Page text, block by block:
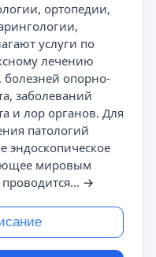
ортопедии,
услуги по
лечению
болезней опорно-
заболеваний
и лор органов. Для
патологий
эндоскопическое
мировым
→